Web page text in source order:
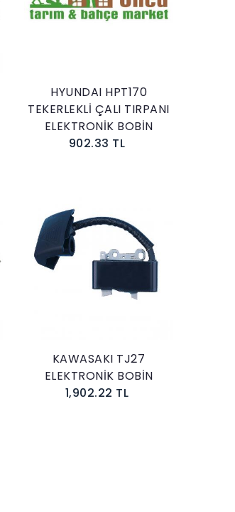
Sepete Ekle
HYUNDAI HPT170
TEKERLEKLİ ÇALI TIRPANI
ELEKTRONİK BOBİN
902.33 TL
KAWASAKI TJ27
ELEKTRONİK BOBİN
1,902.22 TL